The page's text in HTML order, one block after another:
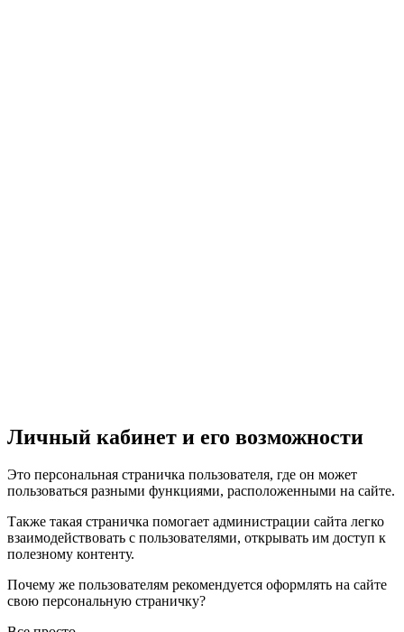
Личный кабинет и его возможности
Это персональная страничка пользователя, где он может
пользоваться разными функциями, расположенными на сайте.
Также такая страничка помогает администрации сайта легко
взаимодействовать с пользователями, открывать им доступ к
полезному контенту.
Почему же пользователям рекомендуется оформлять на сайте
свою персональную страничку?